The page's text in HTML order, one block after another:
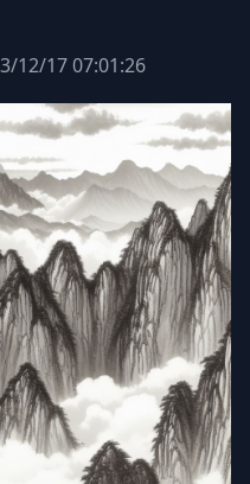
12/17 07:01:26